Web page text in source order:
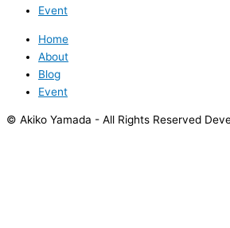
Event
Home
About
Blog
Event
© Akiko Yamada - All Rights Reserved